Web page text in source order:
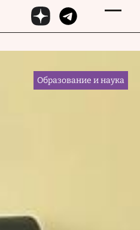
Образование и наука